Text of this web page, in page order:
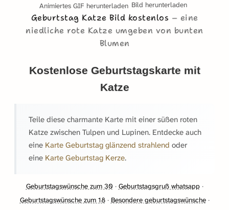
Animiertes GIF herunterladen Bild herunterladen
Geburtstag Katze Bild kostenlos
eine
niedliche rote Katze umgeben von bunten
Blumen
Kostenlose Geburtstagskarte mit
Katze
Teile diese charmante Karte mit einer süßen roten
Katze zwischen Tulpen und Lupinen. Entdecke auch
eine Karte Geburtstag glänzend strahlend oder
eine Karte Geburtstag Kerze.
Geburtstagswünsche zum 30 · Geburtstagsgruß whatsapp·
Geburtstagswünsche zum 18· Besondere geburtstagswünsche·